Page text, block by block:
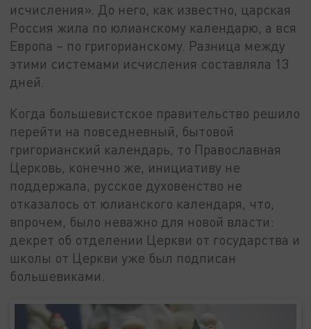
исчисления». До него, как известно, царская
Россия жила по юлианскому календарю, а вся
Европа – по григорианскому. Разница между
этими системами исчисления составляла 13
дней.
Когда большевистское правительство решило
перейти на повседневный, бытовой
григорианский календарь, то Православная
Церковь, конечно же, инициативу не
поддержала, русское духовенство не
отказалось от юлианского календаря, что,
впрочем, было неважно для новой власти:
декрет об отделении Церкви от государства и
школы от Церкви уже был подписан
большевиками.